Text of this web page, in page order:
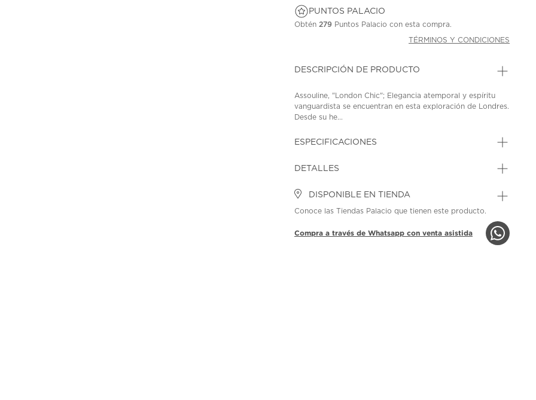
PUNTOS PALACIO
Obtén 279 Puntos Palacio con esta compra.
TÉRMINOS Y CONDICIONES
DESCRIPCIÓN DE PRODUCTO
Assouline, "London Chic"; Elegancia atemporal y espíritu
vanguardista se encuentran en esta exploración de Londres.
Desde su he...
ESPECIFICACIONES
DETALLES
DISPONIBLE EN TIENDA
Conoce las Tiendas Palacio que tienen este producto.
Compra a través de Whatsapp con venta asistida